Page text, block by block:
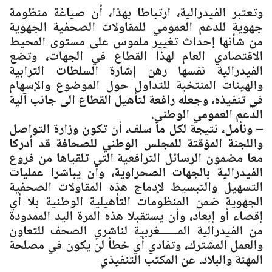
وتعتبر الفيدرالية، ارتباطا بهذا، أن صياغة منظومة
جهوية للدعم العمومي للمقاولات الصحفية الجهوية
من شأنها إحداث تغيير ملموس على مستوى المحيط
الاقتصادي العام لهذا القطاع في الجهات، وتضع
الفيدرالية نفسها رهن إشارة السلطات الترابية
والهيئات المنتخبة للتداول حول الموضوع والإسهام
في تنفيذه، وجعله رافعة لتأهيل القطاع الى جانب آلية
الدعم العمومي الوطني.
– ونأمل، نتيجة لكل ما سلف، أن تكون وزارة التواصل
واللجنة المؤقتة للمجلس الوطني للصحافة قد أدركا
معا مضمون الرسائل الترافعية التي تلقياها من فروع
الفيدرالية بالجهات الصحراوية، وأن يباشرا عمليات
التسهيل والتبسيط لإدماج هذه المقاولات الصحفية
الجهوية ضمن المنظومات التأهيلية الوطنية بلا أي
إقصاء أو إبعاد، وأن يستقبلا هذه المرة اليد الممدودة
من الفيدرالية المــــــغربية لناشري الصحف للتعاون
والعمل المشترك، وتفادي أي خطأ لن يكون في مصلحة
المهنة والبلاد. عن المكتب التنفيذي